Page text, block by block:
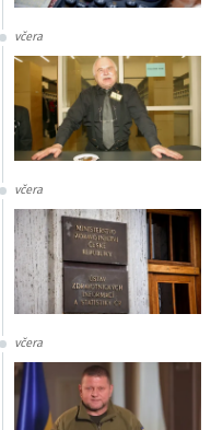
včera
včera
včera